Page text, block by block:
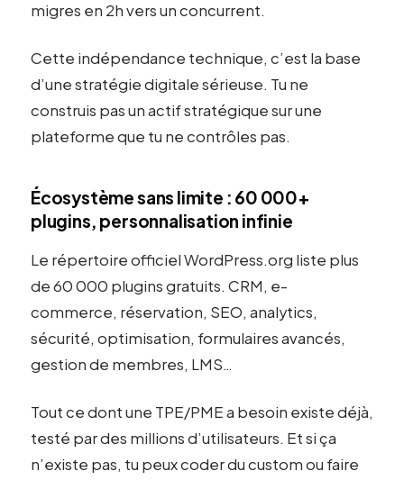
migres en 2h vers un concurrent.
Cette indépendance technique, c’est la base
d’une stratégie digitale sérieuse. Tu ne
construis pas un actif stratégique sur une
plateforme que tu ne contrôles pas.
Écosystème sans limite : 60 000+
plugins, personnalisation infinie
Le répertoire officiel WordPress.org liste plus
de 60 000 plugins gratuits. CRM, e-
commerce, réservation, SEO, analytics,
sécurité, optimisation, formulaires avancés,
gestion de membres, LMS…
Tout ce dont une TPE/PME a besoin existe déjà,
testé par des millions d’utilisateurs. Et si ça
n’existe pas, tu peux coder du custom ou faire